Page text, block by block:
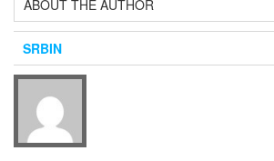
ABOUT THE AUTHOR
SRBIN